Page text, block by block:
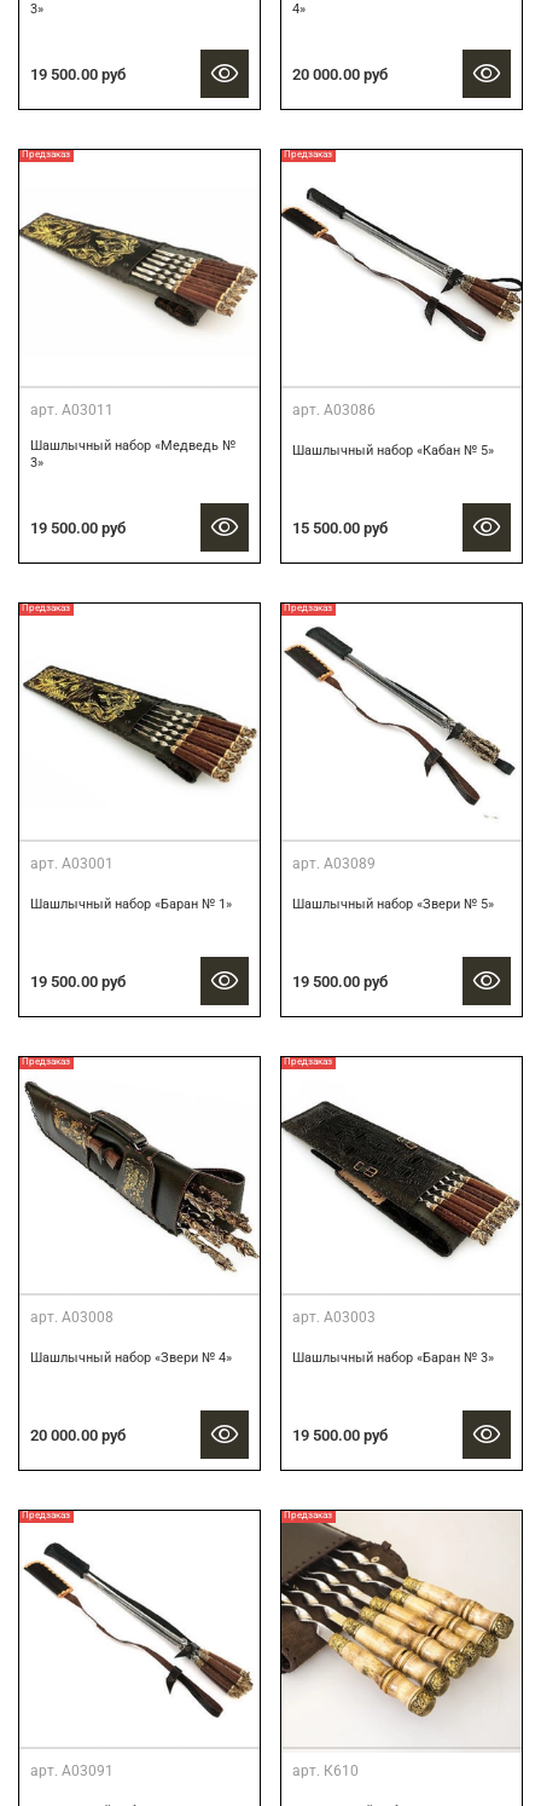
3»
19 500.00 руб
4»
20 000.00 руб
Предзаказ
арт. А03011
Шашлычный набор «Медведь №
3»
19 500.00 руб
Предзаказ
арт. А03086
Шашлычный набор «Кабан № 5»
15 500.00 руб
Предзаказ
арт. А03001
Шашлычный набор «Баран № 1»
19 500.00 руб
Предзаказ
арт. А03089
Шашлычный набор «Звери № 5»
19 500.00 руб
Предзаказ
арт. А03008
Шашлычный набор «Звери № 4»
20 000.00 руб
Предзаказ
арт. А03003
Шашлычный набор «Баран № 3»
19 500.00 руб
Предзаказ
арт. А03091
Предзаказ
арт. К610